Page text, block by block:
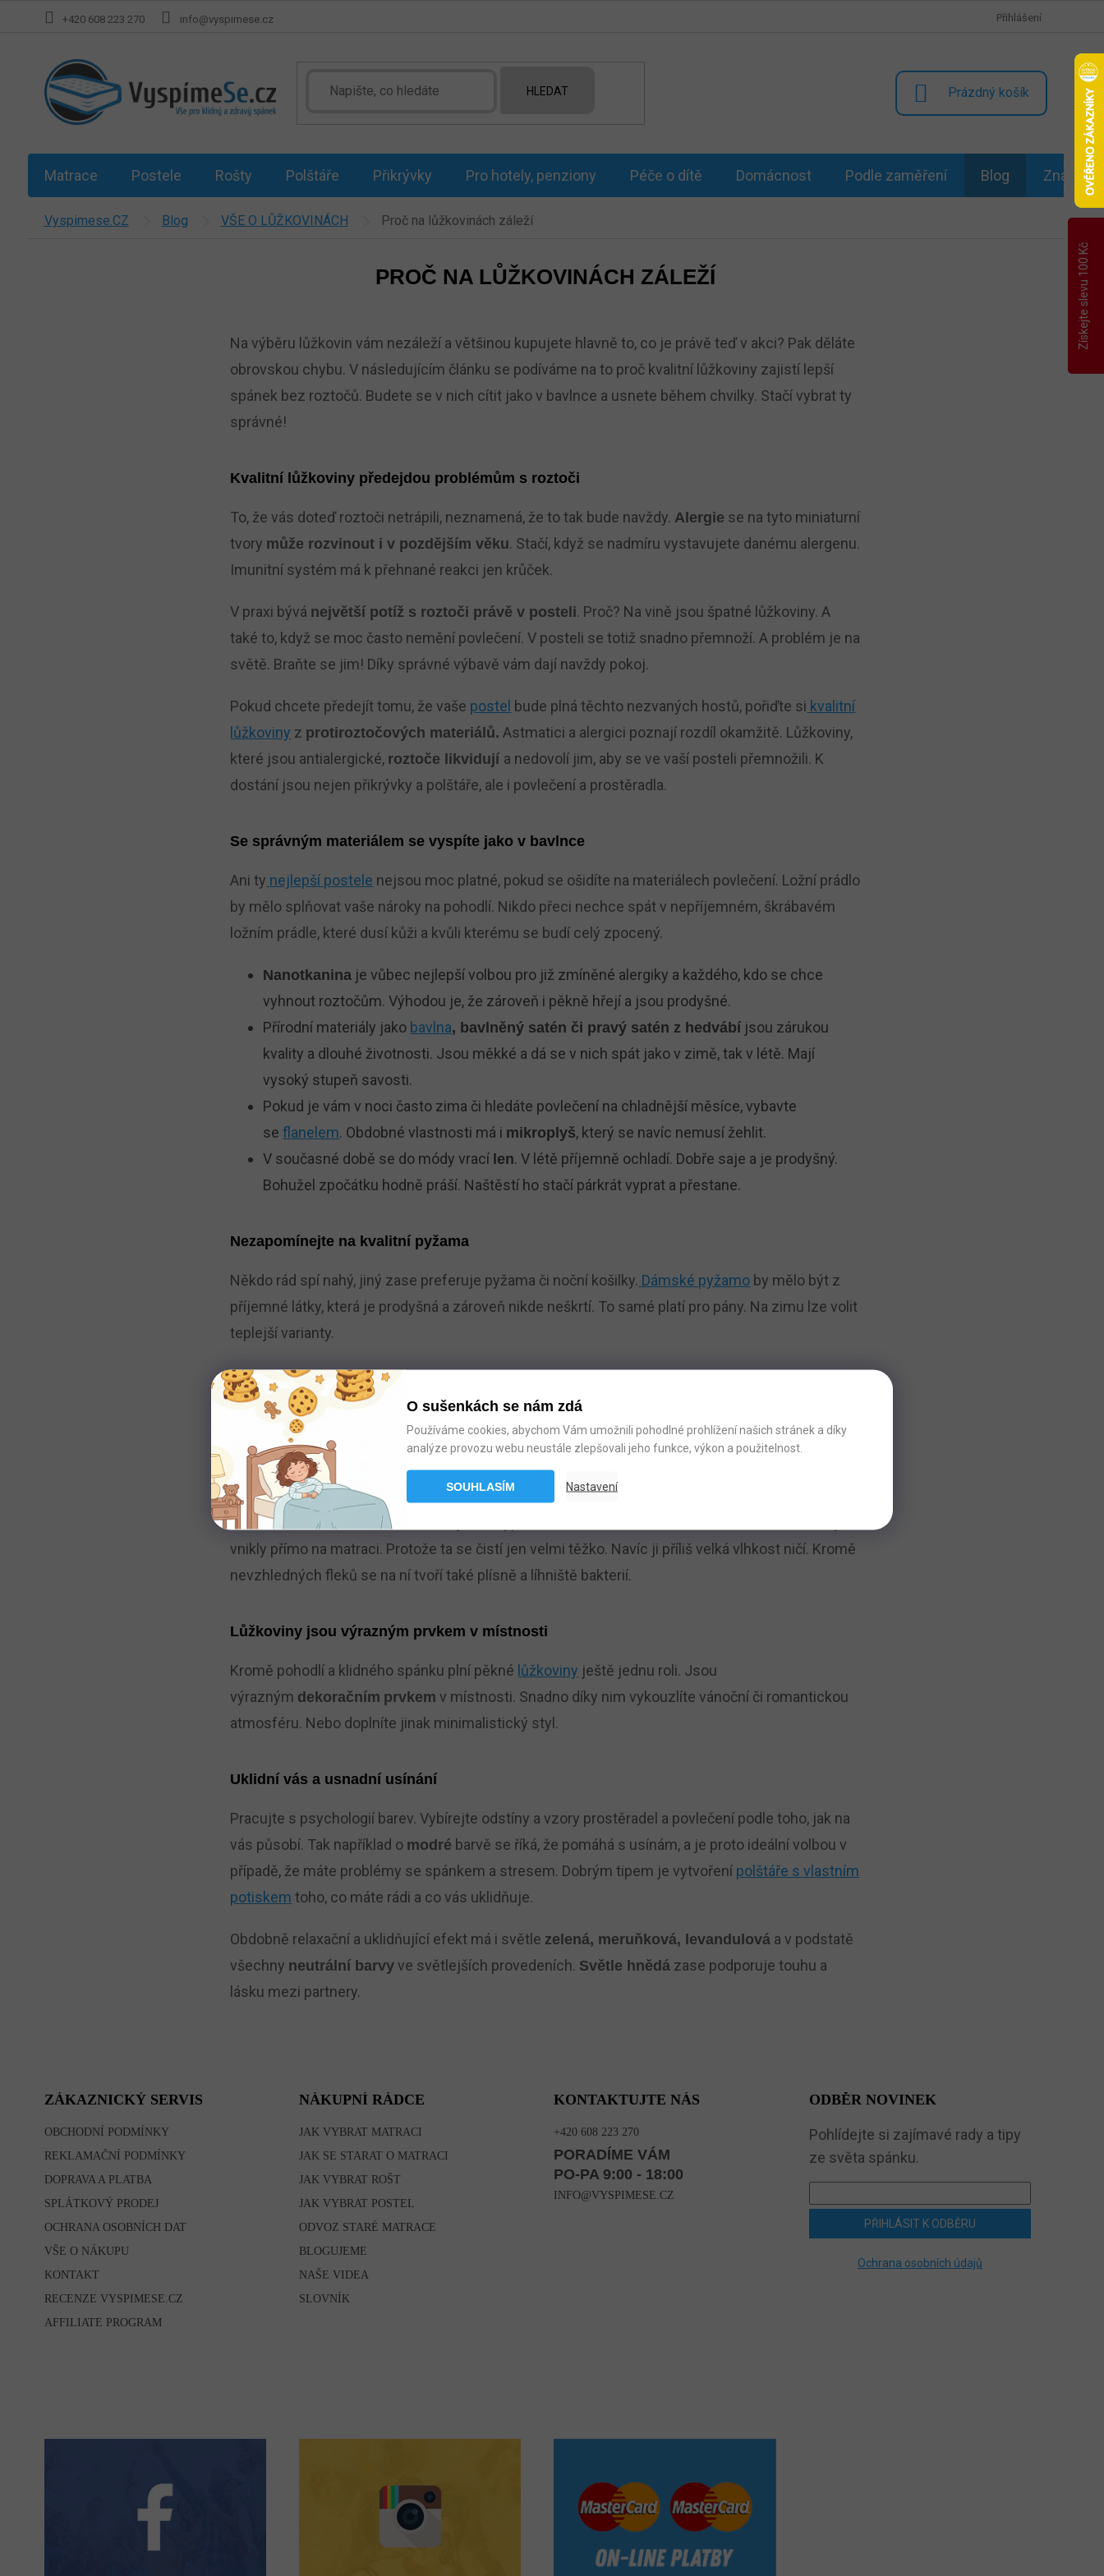
O sušenkách se nám zdá
Používáme cookies, abychom Vám umožnili pohodlné prohlížení našich stránek a díky
analýze provozu webu neustále zlepšovali jeho funkce, výkon a použitelnost.
SOUHLASÍM Nastavení
+420 608 223 270 info@vyspimese.cz Přihlášení
HLEDAT
NÁKUPNÍ
KOŠÍK
Prázdný košík
Matrace Postele Rošty Polštáře Přikrývky Pro hotely, penziony Péče o dítě Domácnost Podle zaměření Blog Značky
Vyspimese.CZ Blog VŠE O LŮŽKOVINÁCH Proč na lůžkovinách záleží
PROČ NA LŮŽKOVINÁCH ZÁLEŽÍ
Na výběru lůžkovin vám nezáleží a většinou kupujete hlavně to, co je právě teď v akci? Pak děláte
obrovskou chybu. V následujícím článku se podíváme na to proč kvalitní lůžkoviny zajistí lepší
spánek bez roztočů. Budete se v nich cítit jako v bavlnce a usnete během chvilky. Stačí vybrat ty
správné!
Kvalitní lůžkoviny předejdou problémům s roztoči
To, že vás doteď roztoči netrápili, neznamená, že to tak bude navždy. Alergie se na tyto miniaturní
tvory může rozvinout i v pozdějším věku. Stačí, když se nadmíru vystavujete danému alergenu.
Imunitní systém má k přehnané reakci jen krůček.
V praxi bývá největší potíž s roztoči právě v posteli. Proč? Na vině jsou špatné lůžkoviny. A
také to, když se moc často nemění povlečení. V posteli se totiž snadno přemnoží. A problém je na
světě. Braňte se jim! Díky správné výbavě vám dají navždy pokoj.
Pokud chcete předejít tomu, že vaše postel bude plná těchto nezvaných hostů, pořiďte si kvalitní
lůžkoviny z protiroztočových materiálů. Astmatici a alergici poznají rozdíl okamžitě. Lůžkoviny,
které jsou antialergické, roztoče likvidují a nedovolí jim, aby se ve vaší posteli přemnožili. K
dostání jsou nejen přikrývky a polštáře, ale i povlečení a prostěradla.
Se správným materiálem se vyspíte jako v bavlnce
Ani ty nejlepší postele nejsou moc platné, pokud se ošidíte na materiálech povlečení. Ložní prádlo
by mělo splňovat vaše nároky na pohodlí. Nikdo přeci nechce spát v nepříjemném, škrábavém
ložním prádle, které dusí kůži a kvůli kterému se budí celý zpocený.
Nanotkanina je vůbec nejlepší volbou pro již zmíněné alergiky a každého, kdo se chce
vyhnout roztočům. Výhodou je, že zároveň i pěkně hřejí a jsou prodyšné.
Přírodní materiály jako bavlna, bavlněný satén či pravý satén z hedvábí jsou zárukou
kvality a dlouhé životnosti. Jsou měkké a dá se v nich spát jako v zimě, tak v létě. Mají
vysoký stupeň savosti.
Pokud je vám v noci často zima či hledáte povlečení na chladnější měsíce, vybavte
se flanelem. Obdobné vlastnosti má i mikroplyš, který se navíc nemusí žehlit.
V současné době se do módy vrací len. V létě příjemně ochladí. Dobře saje a je prodyšný.
Bohužel zpočátku hodně práší. Naštěstí ho stačí párkrát vyprat a přestane.
Nezapomínejte na kvalitní pyžama
Někdo rád spí nahý, jiný zase preferuje pyžama či noční košilky. Dámské pyžamo by mělo být z
příjemné látky, která je prodyšná a zároveň nikde neškrtí. To samé platí pro pány. Na zimu lze volit
teplejší varianty.
Chrániče na matrace prodlouží její životnost
V rozšířeném smyslu mezi lůžkoviny patří takéchrániče na matrace. To je opravdu šikovná věc.
Rozhodně se vám do nich vyplatí investovat. A to především tehdy, pokud máte doma malé děti
nebo se v noci hodně potíte.
Chránič matrace se čas od času sejme a vypere.
vnikly přímo na matraci. Protože ta se čistí jen velmi těžko. Navíc ji příliš velká vlhkost ničí. Kromě
nevzhledných fleků se na ní tvoří také plísně a líhniště bakterií.
Lůžkoviny jsou výrazným prvkem v místnosti
Kromě pohodlí a klidného spánku plní pěkné lůžkoviny ještě jednu roli. Jsou
výrazným dekoračním prvkem v místnosti. Snadno díky nim vykouzlíte vánoční či romantickou
atmosféru. Nebo doplníte jinak minimalistický styl.
Uklidní vás a usnadní usínání
Pracujte s psychologií barev. Vybírejte odstíny a vzory prostěradel a povlečení podle toho, jak na
vás působí. Tak například o modré barvě se říká, že pomáhá s usínám, a je proto ideální volbou v
případě, že máte problémy se spánkem a stresem. Dobrým tipem je vytvoření polštáře s vlastním
potiskem toho, co máte rádi a co vás uklidňuje.
Obdobně relaxační a uklidňující efekt má i světle zelená, meruňková, levandulová a v podstatě
všechny neutrální barvy ve světlejších provedeních. Světle hnědá zase podporuje touhu a
lásku mezi partnery.
ZÁKAZNICKÝ SERVIS
OBCHODNÍ PODMÍNKY
REKLAMAČNÍ PODMÍNKY
DOPRAVA A PLATBA
SPLÁTKOVÝ PRODEJ
OCHRANA OSOBNÍCH DAT
VŠE O NÁKUPU
KONTAKT
RECENZE VYSPIMESE.CZ
AFFILIATE PROGRAM
NÁKUPNÍ RÁDCE
JAK VYBRAT MATRACI
JAK SE STARAT O MATRACI
JAK VYBRAT ROŠT
JAK VYBRAT POSTEL
ODVOZ STARÉ MATRACE
BLOGUJEME
NAŠE VIDEA
SLOVNÍK
KONTAKTUJTE NÁS
+420 608 223 270
PORADÍME VÁM
PO-PA 9:00 - 18:00
INFO@VYSPIMESE.CZ
ODBĚR NOVINEK
Pohlídejte si zajímavé rady a tipy
ze světa spánku.
PŘIHLÁSIT K ODBĚRU
Ochrana osobních údajů
Získejte slevu 100 Kč